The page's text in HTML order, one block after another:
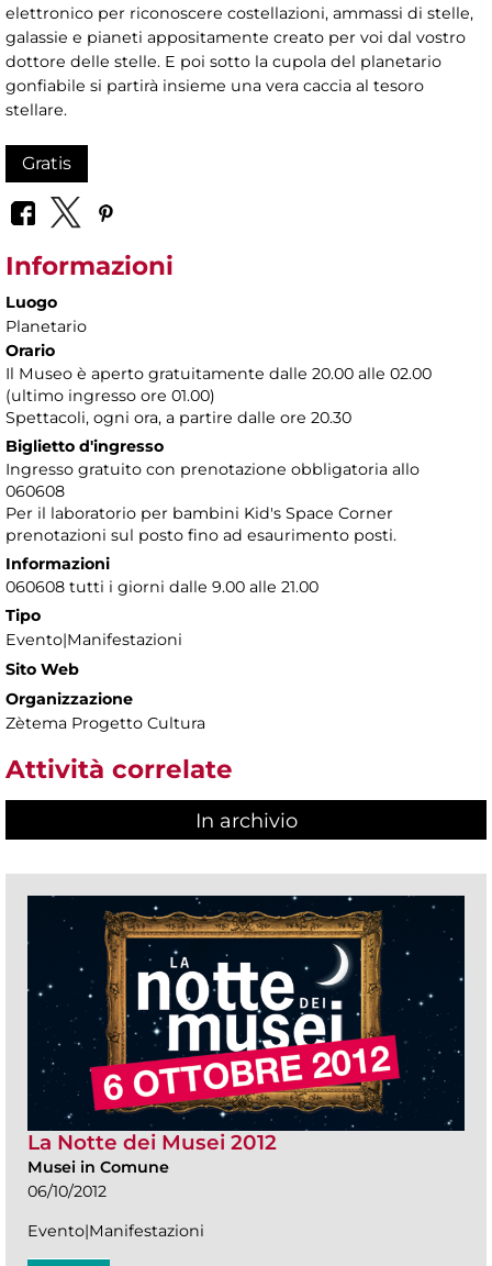
elettronico per riconoscere costellazioni, ammassi di stelle,
galassie e pianeti appositamente creato per voi dal vostro
dottore delle stelle. E poi sotto la cupola del planetario
gonfiabile si partirà insieme una vera caccia al tesoro
stellare.
Gratis
Informazioni
Luogo
Planetario
Orario
Il Museo è aperto gratuitamente dalle 20.00 alle 02.00
(ultimo ingresso ore 01.00)
Spettacoli, ogni ora, a partire dalle ore 20.30
Biglietto d'ingresso
Ingresso gratuito con prenotazione obbligatoria allo
060608
Per il laboratorio per bambini Kid's Space Corner
prenotazioni sul posto fino ad esaurimento posti.
Informazioni
060608 tutti i giorni dalle 9.00 alle 21.00
Tipo
Evento|Manifestazioni
Sito Web
Organizzazione
Zètema Progetto Cultura
Attività correlate
In archivio
La Notte dei Musei 2012
Musei in Comune
06/10/2012
Evento|Manifestazioni